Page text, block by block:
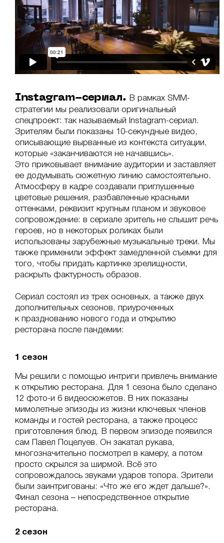
Instagram-сериал. В рамках SMM-
стратегии мы реализовали оригинальный
спецпроект: так называемый Instagram-сериал.
Зрителям были показаны 10-секундные видео,
описывающие вырванные из контекста ситуации,
которые «заканчиваются не начавшись».
Это приковывает внимание аудитории и заставляет
ее додумывать сюжетную линию самостоятельно.
Атмосферу в кадре создавали приглушенные
цветовые решения, разбавленные красными
оттенками, реквизит крупным планом и звуковое
сопровождение: в сериале зритель не слышит речь
героев, но в некоторых роликах были
использованы зарубежные музыкальные треки. Мы
также применили эффект замедленной съемки для
того, чтобы придать картинке зрелищности,
раскрыть фактурность образов.
Сериал состоял из трех основных, а также двух
дополнительных сезонов, приуроченных
к празднованию нового года и открытию
ресторана после пандемии:
1 сезон
Мы решили с помощью интриги привлечь внимание
к открытию ресторана. Для 1 сезона было сделано
12 фото-и 6 видеосюжетов. В них показаны
мимолетные эпизоды из жизни ключевых членов
команды и гостей ресторана, а также процесс
приготовления блюд. В первом эпизоде появился
сам Павел Поцелуев. Он закатал рукава,
многозначительно посмотрел в камеру, а потом
просто скрылся за ширмой. Всё это
сопровождалось звуками ударов топора. Зрители
были заинтригованы: «Что же его ждет дальше?».
Финал сезона – непосредственное открытие
ресторана.
2 сезон